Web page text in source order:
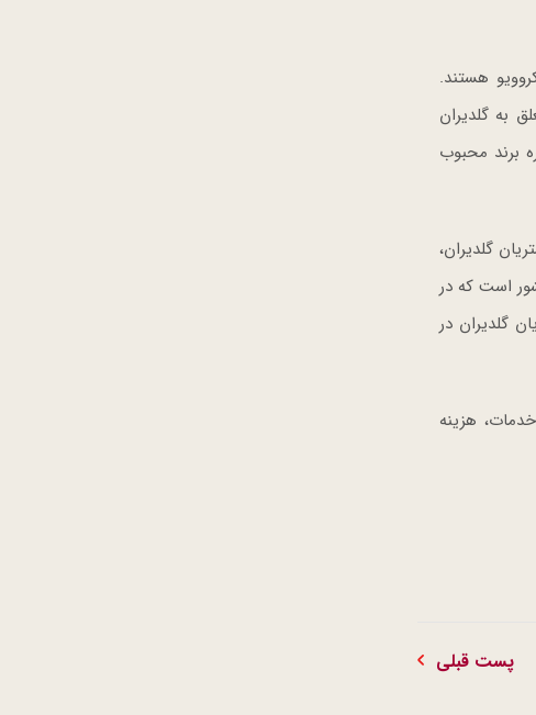
هستند.
به گلدیران
برند محبوب
گلدیران،
است که در
گلدیران در
هزینه
پست قبلی